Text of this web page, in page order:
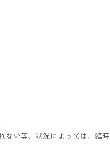
ない等、状況によっては、臨時